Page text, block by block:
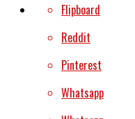
Flipboard
Reddit
Pinterest
Whatsapp